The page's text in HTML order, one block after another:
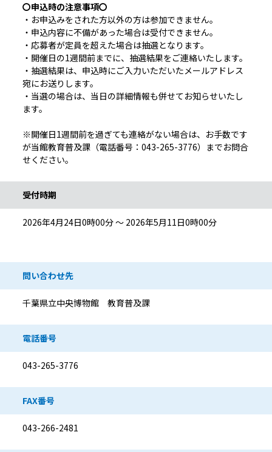
〇申込時の注意事項〇
・お申込みをされた方以外の方は参加できません。
・申込内容に不備があった場合は受付できません。
・応募者が定員を超えた場合は抽選となります。
・開催日の1週間前までに、抽選結果をご連絡いたします。
・抽選結果は、申込時にご入力いただいたメールアドレス
宛にお送りします。
・当選の場合は、当日の詳細情報も併せてお知らせいたし
ます。
※開催日1週間前を過ぎても連絡がない場合は、お手数です
が当館教育普及課（電話番号：043-265-3776）までお問合
せください。
受付時期
2026年4月24日0時00分 ～ 2026年5月11日0時00分
問い合わせ先
千葉県立中央博物館 教育普及課
電話番号
043-265-3776
FAX番号
043-266-2481